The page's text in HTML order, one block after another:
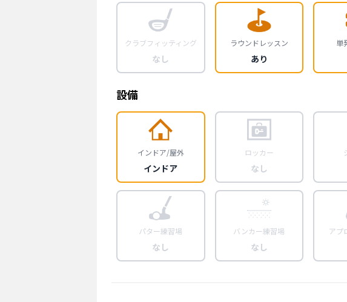
クラブフィッティング
なし
ラウンドレッスン
あり
単
設備
インドア/屋外
インドア
ロッカー
なし
パター練習場
なし
バンカー練習場
なし
アプ